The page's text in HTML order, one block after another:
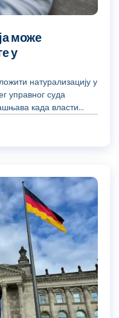
може
у
натурализацију у
управног суда
када власти...